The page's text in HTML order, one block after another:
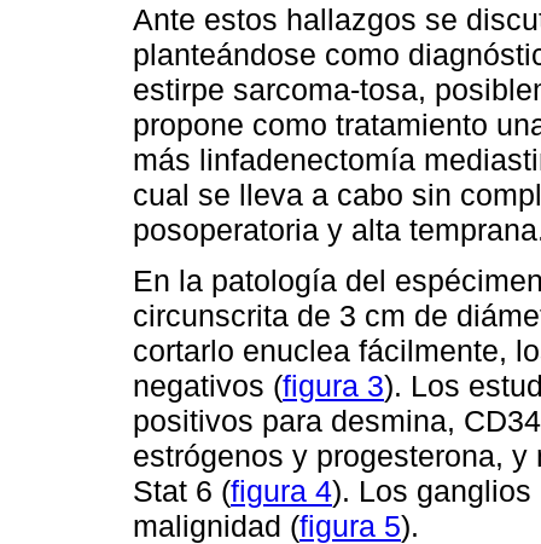
Ante estos hallazgos se
planteándose como
estirpe sarcoma-tosa,
propone como tratamiento
más linfadenectomía
cual se lleva a cabo sin
posoperatoria y alta
En la patología del
circunscrita de 3 cm de
cortarlo enuclea fácilmente,
negativos (figura 3). Los
positivos para desmina,
estrógenos y progesterona,
Stat 6 (figura 4). Los
malignidad (figura 5).